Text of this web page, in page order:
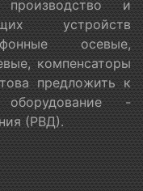
и
устройств
осевые,
компенсаторы
предложить к
-
(РВД).